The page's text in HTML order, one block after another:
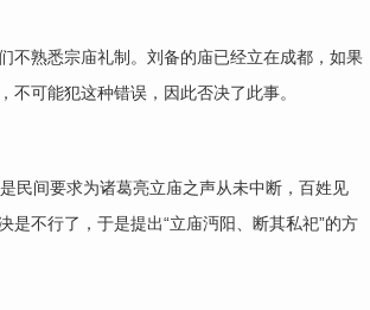
熟悉宗庙礼制。刘备的庙已经立在成都，如果
可能犯这种错误，因此否决了此事。
间要求为诸葛亮立庙之声从未中断，百姓见
不行了，于是提出“立庙沔阳、断其私祀”的方